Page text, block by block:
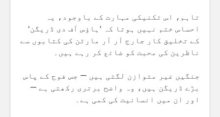
تاہم، اس تکنیکی مہارت کے باوجود، یہ
احساس ختم نہیں ہوتا کہ ’ہاؤس آف دی ڈریگن‘
کے تخلیق کار جارج آر آر مارٹن کی کتابوں سے
ناظرین کی محبت کو ضائع کر رہے ہیں۔
جنگیں غیر متوازن لگتی ہیں — جس فوج کے پاس
بڑے ڈریگن ہیں، وہ واضح برتری رکھتی ہے —
اور ان میں انسانیت کی کمی ہے۔